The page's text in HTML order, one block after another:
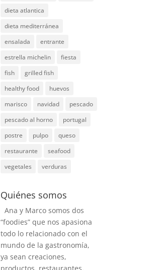
dieta atlantica
dieta mediterránea
ensalada
entrante
estrella michelin
fiesta
fish
grilled fish
healthy food
huevos
marisco
navidad
pescado
pescado al horno
portugal
postre
pulpo
queso
restaurante
seafood
vegetales
verduras
Quiénes somos
Ana y Marco somos dos
“foodies” que nos apasiona
todo lo relacionado con el
mundo de la gastronomía,
ya sean creaciones,